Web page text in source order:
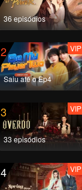
343
VIP
345
VIP
347
349
VIP
351
VIP
36 episódios
2
Saiu até o Ep4
VIP
3
33 episódios
VIP
4 VIP